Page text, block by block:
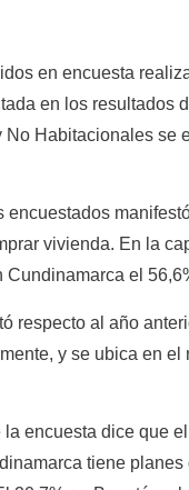
en encuesta
en los resultados
No Habitacionales se
encuestados
vivienda. En la
Cundinamarca el
respecto al año
y se ubica en
la encuesta dice que
tiene